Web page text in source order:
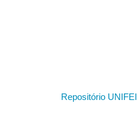
Repositório UNIFEI